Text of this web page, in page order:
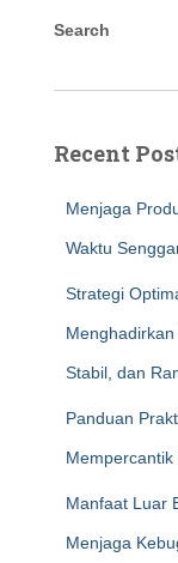
Search
Recent
Menjaga
Waktu
Strategi
Stabil, dan
Panduan
Manfaat Luar
Menjaga